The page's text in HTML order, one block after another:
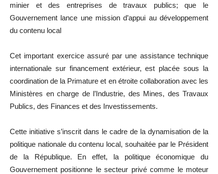
minier et des entreprises de travaux publics; que le
Gouvernement lance une mission d’appui au développement
du contenu local
Cet important exercice assuré par une assistance technique
internationale sur financement extérieur, est placée sous la
coordination de la Primature et en étroite collaboration avec les
Ministères en charge de l’Industrie, des Mines, des Travaux
Publics, des Finances et des Investissements.
Cette initiative s’inscrit dans le cadre de la dynamisation de la
politique nationale du contenu local, souhaitée par le Président
de la République. En effet, la politique économique du
Gouvernement positionne le secteur privé comme le moteur